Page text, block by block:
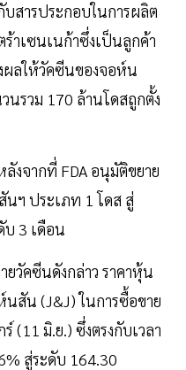
สารประกอบในการผลิต
าเซนเนก้าซึ่งเป็นลูกค้า
ผลให้วัคซีนของจอห์น
นรวม 170 ล้านโดสถูกตั้ง
งจากที่ FDA อนุมัติขยาย
นฯ ประเภท 1 โดส สู่
บ 3 เดือน
ยวัคซีนดังกล่าว ราคาหุ้น
สัน (J&J) ในการซื้อขาย
(11 มิ.ย.) ซึ่งตรงกับเวลา
สู่ระดับ 164.30